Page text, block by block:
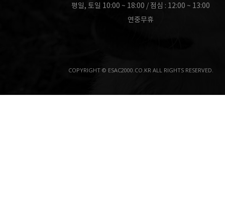
평일, 토일 10:00 ~ 18:00 / 점심 : 12:00 ~ 13:00
연중무휴
COPYRIGHT © ESAC2000.CO.KR ALL RIGHTS RESERVED.